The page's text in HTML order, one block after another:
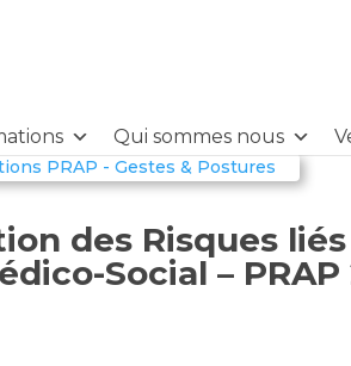
Qui sommes nous
PRAP - Gestes & Postures
des Risques
Social – PRAP